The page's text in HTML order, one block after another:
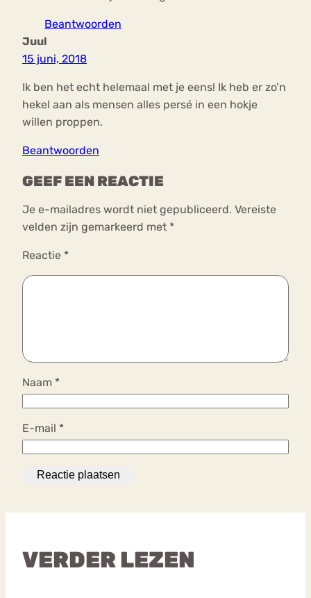
Beantwoorden
Juul
15 juni, 2018
Ik ben het echt helemaal met je eens! Ik heb er zo’n
hekel aan als mensen alles persé in een hokje
willen proppen.
Beantwoorden
GEEF EEN REACTIE
Je e-mailadres wordt niet gepubliceerd. Vereiste
velden zijn gemarkeerd met *
Reactie *
Naam *
E-mail *
VERDER LEZEN